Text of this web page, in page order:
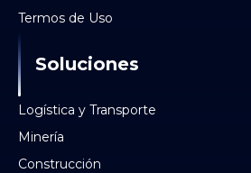
Termos de Uso
Soluciones
Logística y Transporte
Minería
Construcción